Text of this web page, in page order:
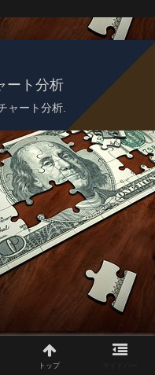
ート分析
ャート分析.
トップ